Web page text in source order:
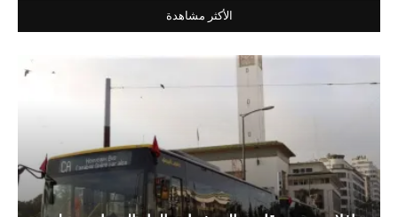
الأكثر مشاهدة